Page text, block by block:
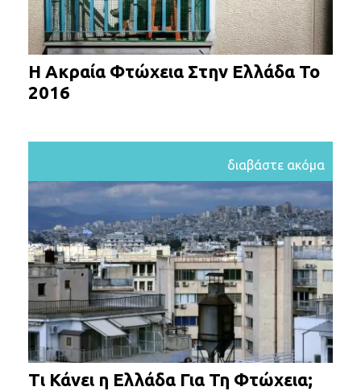
Η Ακραία Φτώχεια Στην Ελλάδα Το
2016
διαβάστε ακόμα
Τι Κάνει η Ελλάδα Για Τη Φτώχεια;